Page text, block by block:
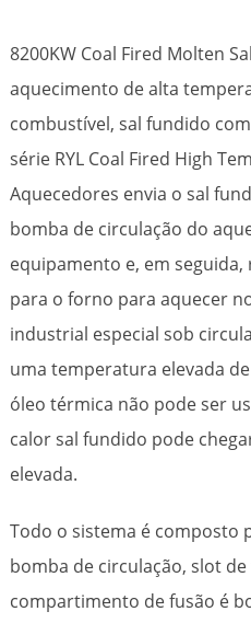
8200KW Coal Fired Molten
aquecimento de alta
combustível, sal fundido
série RYL Coal Fired High
Aquecedores envia o sal
bomba de circulação do
equipamento e, em
para o forno para aquecer
industrial especial sob
uma temperatura elevada
óleo térmica não pode ser
calor sal fundido pode
elevada.
Todo o sistema é composto
bomba de circulação, slot
compartimento de fusão é